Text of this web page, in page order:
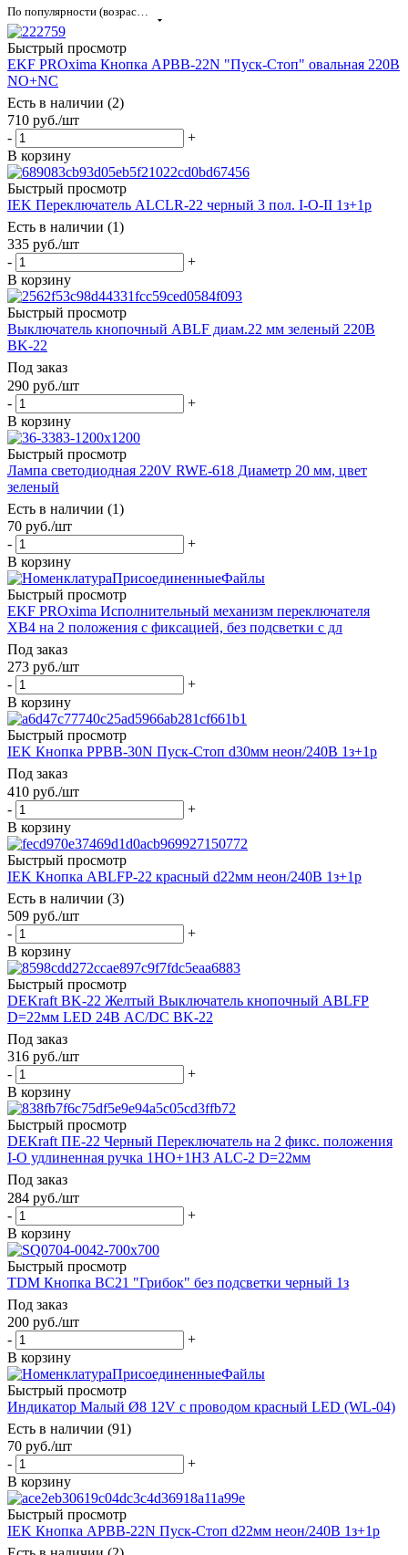
Быстрый просмотр
EKF PROxima Кнопка APBB-22N "Пуск-Стоп" овальная 220В
NO+NC
Есть в наличии (2)
710 руб./шт
-
+
В корзину
Быстрый просмотр
IEK Переключатель АLСLR-22 черный 3 пол. I-O-II 1з+1р
Есть в наличии (1)
335 руб./шт
-
+
В корзину
Быстрый просмотр
Выключатель кнопочный ABLF диам.22 мм зеленый 220В
ВK-22
Под заказ
290 руб./шт
-
+
В корзину
Быстрый просмотр
Лампа светодиодная 220V RWE-618 Диаметр 20 мм, цвет
зеленый
Есть в наличии (1)
70 руб./шт
-
+
В корзину
Быстрый просмотр
EKF PROxima Исполнительный механизм переключателя
ХB4 на 2 положения с фиксацией, без подсветки с дл
Под заказ
273 руб./шт
-
+
В корзину
Быстрый просмотр
IEK Кнопка РPВВ-30N Пуск-Стоп d30мм неон/240В 1з+1р
Под заказ
410 руб./шт
-
+
В корзину
Быстрый просмотр
IEK Кнопка ABLFP-22 красный d22мм неон/240В 1з+1р
Есть в наличии (3)
509 руб./шт
-
+
В корзину
Быстрый просмотр
DEKraft ВK-22 Желтый Выключатель кнопочный ABLFP
D=22мм LED 24В AC/DC ВK-22
Под заказ
316 руб./шт
-
+
В корзину
Быстрый просмотр
DEKraft ПЕ-22 Черный Переключатель на 2 фикс. положения
I-O удлиненная ручка 1НО+1НЗ ALC-2 D=22мм
Под заказ
284 руб./шт
-
+
В корзину
Быстрый просмотр
TDM Кнопка BС21 "Грибок" без подсветки черный 1з
Под заказ
200 руб./шт
-
+
В корзину
Быстрый просмотр
Индикатор Малый Ø8 12V с проводом красный LED (WL-04)
Есть в наличии (91)
70 руб./шт
-
+
В корзину
Быстрый просмотр
IEK Кнопка APВВ-22N Пуск-Стоп d22мм неон/240В 1з+1р